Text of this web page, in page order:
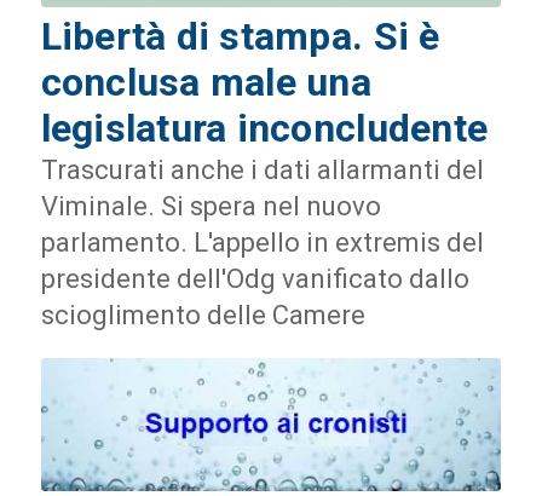
Libertà di stampa. Si è
conclusa male una
legislatura inconcludente
Trascurati anche i dati allarmanti del
Viminale. Si spera nel nuovo
parlamento. L'appello in extremis del
presidente dell'Odg vanificato dallo
scioglimento delle Camere